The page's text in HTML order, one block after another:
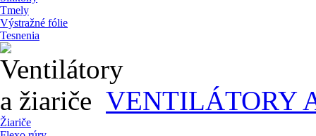
Tmely
Výstražné fólie
Tesnenia
VENTILÁTORY
Žiariče